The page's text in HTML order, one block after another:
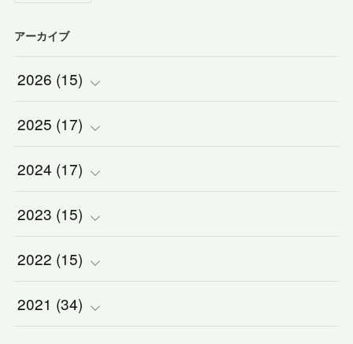
アーカイブ
2026 (15)
(1)
(1)
(3)
(3)
(5)
2025 (17)
(2)
(1)
(1)
(2)
2024 (17)
(2)
(5)
(1)
2023 (15)
(3)
(1)
2022 (15)
(2)
2021 (34)